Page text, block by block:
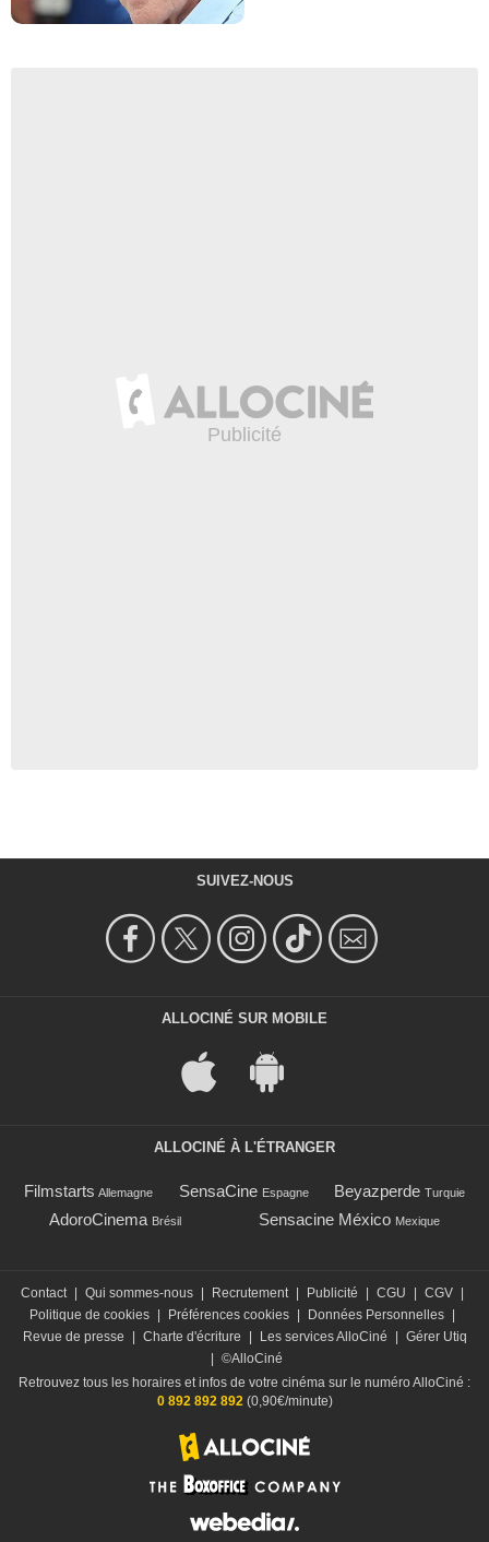
SUIVEZ-NOUS
ALLOCINÉ SUR MOBILE
ALLOCINÉ À L'ÉTRANGER
Filmstarts Allemagne SensaCine Espagne Beyazperde Turquie
AdoroCinema Brésil Sensacine México Mexique
Contact Qui sommes-nous Recrutement Publicité CGU CGV
Politique de cookies
Préférences cookies Données Personnelles
Revue de presse
Charte d'écriture Les services AlloCiné
Gérer Utiq
©AlloCiné
Retrouvez tous les horaires et infos de votre cinéma sur le numéro AlloCiné :
0 892 892 892(0,90€/minute)